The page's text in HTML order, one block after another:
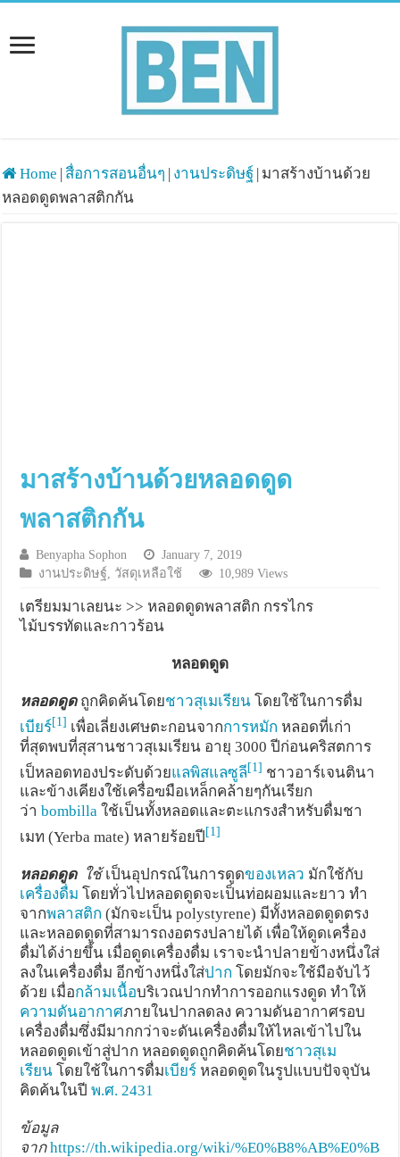
Home | สื่อการสอนอื่นๆ | งานประดิษฐ์ | มาสร้างบ้านด้วย
หลอดดูดพลาสติกกัน
มาสร้างบ้านด้วยหลอดดูด
พลาสติกกัน
Benyapha Sophon
January 7, 2019
งานประดิษฐ์
วัสดุเหลือใช้ 10,989 Views
เตรียมมาเลยนะ >> หลอดดูดพลาสติก กรรไกร
ไม้บรรทัดและกาวร้อน
หลอดดูด
หลอดดูด ถูกคิดค้นโดยชาวสุเมเรียน โดยใช้ในการดื่ม
เบียร์[1] เพื่อเลี่ยงเศษตะกอนจากการหมัก หลอดที่เก่า
ที่สุดพบที่สุสานชาวสุเมเรียน อายุ 3000 ปีก่อนคริสตการ
เป็หลอดทองประดับด้วยแลพิสแลซูลี[1] ชาวอาร์เจนตินา
และข้างเคียงใช้เครื่อฃมือเหล็กคล้ายๆกันเรียก
ว่าbombilla ใช้เป็นทั้งหลอดและตะแกรงสำหรับดื่มชา
เมท (Yerba mate) หลายร้อยปี[1]
หลอดดูดใช้เป็นอุปกรณ์ในการดูดของเหลว มักใช้กับ
เครื่องดื่ม โดยทั่วไปหลอดดูดจะเป็นท่อผอมและยาว ทำ
จากพลาสติก (มักจะเป็น polystyrene) มีทั้งหลอดดูดตรง
และหลอดดูดที่สามารถงอตรงปลายได้ เพื่อให้ดูดเครื่อง
ดื่มได้ง่ายขึ้น เมื่อดูดเครื่องดื่ม เราจะนำปลายข้างหนึ่งใส่
ลงในเครื่องดื่ม อีกข้างหนึ่งใส่ปาก โดยมักจะใช้มือจับไว้
ด้วย เมื่อกล้ามเนื้อบริเวณปากทำการออกแรงดูด ทำให้
ความดันอากาศภายในปากลดลง ความดันอากาศรอบ
เครื่องดื่มซึ่งมีมากกว่าจะดันเครื่องดื่มให้ไหลเข้าไปใน
หลอดดูดเข้าสู่ปาก หลอดดูดถูกคิดค้นโดยชาวสุเม
เรียน โดยใช้ในการดื่มเบียร์ หลอดดูดในรูปแบบปัจจุบัน
คิดค้นในปีพ.ศ. 2431
ข้อมูล
จาก https://th.wikipedia.org/wiki/%E0%B8%AB%E0%B